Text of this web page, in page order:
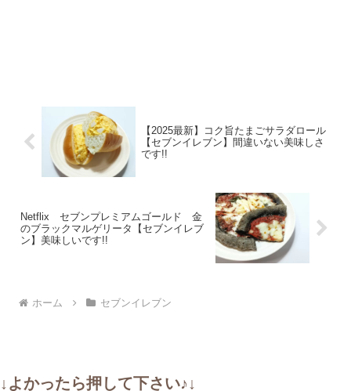
【2025最新】コク旨たまごサラダロール
【セブンイレブン】間違いない美味しさ
です!!
Netflix セブンプレミアムゴールド 金
のブラックマルゲリータ【セブンイレブ
ン】美味しいです!!
ホーム セブンイレブン
↓よかったら押して下さい♪↓